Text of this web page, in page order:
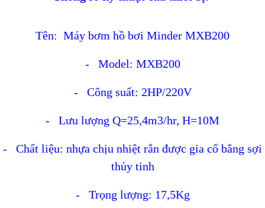
Tên: Máy bơm hồ bơi Minder MXB200
- Model: MXB200
- Công suất: 2HP/220V
- Lưu lượng Q=25,4m3/hr, H=10M
- Chất liệu: nhựa chịu nhiệt rắn được gia cố bằng sợi
thủy tinh
- Trọng lượng: 17,5Kg